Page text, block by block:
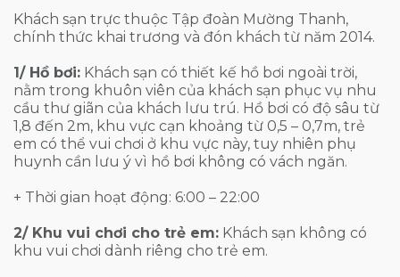
Khách sạn trực thuộc Tập đoàn Mường Thanh,
chính thức khai trương và đón khách từ năm 2014.
1/ Hồ bơi: Khách sạn có thiết kế hồ bơi ngoài trời,
nằm trong khuôn viên của khách sạn phục vụ nhu
cầu thư giãn của khách lưu trú. Hồ bơi có độ sâu từ
1,8 đến 2m, khu vực cạn khoảng từ 0,5 – 0,7m, trẻ
em có thể vui chơi ở khu vực này, tuy nhiên phụ
huynh cần lưu ý vì hồ bơi không có vách ngăn.
+ Thời gian hoạt động: 6:00 – 22:00
2/ Khu vui chơi cho trẻ em: Khách sạn không có
khu vui chơi dành riêng cho trẻ em.